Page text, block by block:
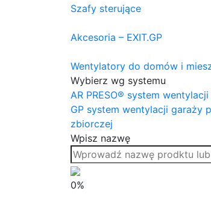
Szafy sterujące
Akcesoria – EXIT.GP
Wentylatory do domów i
Wybierz wg systemu
AR PRESO® system
GP system wentylacji garaży
zbiorczej
Wpisz nazwę
0%